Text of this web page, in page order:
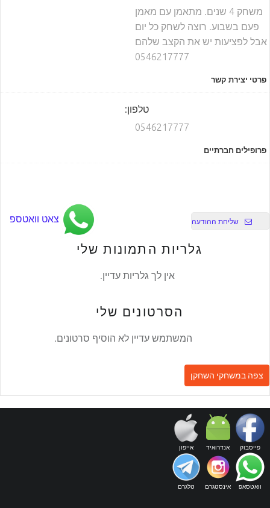
משחק 4 שנים. מתאמן עם מאמן
פעם בשבוע. רוצה לשחק כל יום
אבל לפציעות יש את הקצב שלהם
0546217777
פרטי יצירת קשר
טלפון:
0546217777
פרופילים חברתיים
שליחת ההודעה צאט וואטספ
גלריות התמונות שלי
אין לך גלריות עדיין.
הסרטונים שלי
המשתמש עדיין לא הוסיף סרטונים.
פייסבוק אנדרואיד אייפון
וואטסאפ אינסטגרם טלגרם